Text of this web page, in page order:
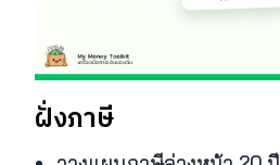
ฝั่งภาษี